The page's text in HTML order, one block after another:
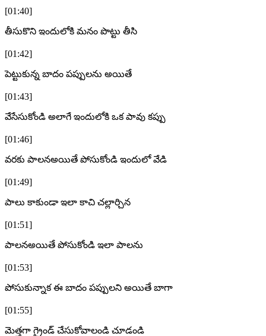
[01:40]
తీసుకొని ఇందులోకి మనం పొట్టు తీసి
[01:42]
పెట్టుకున్న బాదం పప్పులను అయితే
[01:43]
వేసేసుకోండి అలాగే ఇందులోకి ఒక పావు కప్పు
[01:46]
వరకు పాలనఅయితే పోసుకోండి ఇందులో వేడి
[01:49]
పాలు కాకుండా ఇలా కాచి చల్లార్చిన
[01:51]
పాలనఅయితే పోసుకోండి ఇలా పాలను
[01:53]
పోసుకున్నాక ఈ బాదం పప్పులని అయితే బాగా
[01:55]
మెత్తగా గ్రైండ్ చేసుకోవాలండి చూడండి